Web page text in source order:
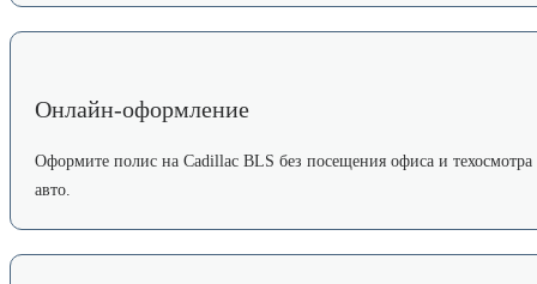
Онлайн-оформление
Оформите полис на Cadillac BLS без посещения офиса и техосмотра
авто.